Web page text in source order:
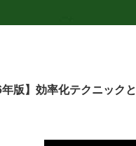
版】効率化テクニック